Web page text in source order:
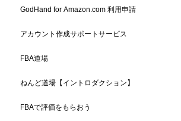
GodHand for Amazon.com 利用申請
アカウント作成サポートサービス
FBA道場
ねんど道場【イントロダクション】
FBAで評価をもらおう